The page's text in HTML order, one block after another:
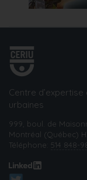
Centre
urbaines
999, boul. de
Montréal (Québec)
Téléphone: 514 848-